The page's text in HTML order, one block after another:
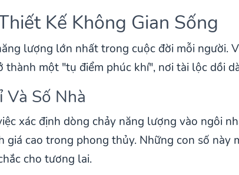
Kế Không Gian Sống
lượng lớn nhất trong cuộc đời mỗi người.
một "tụ điểm phúc khí", nơi tài lộc dồi
Và Số Nhà
xác định dòng chảy năng lượng vào ngôi
giá cao trong phong thủy. Những con số này
cho tương lai.